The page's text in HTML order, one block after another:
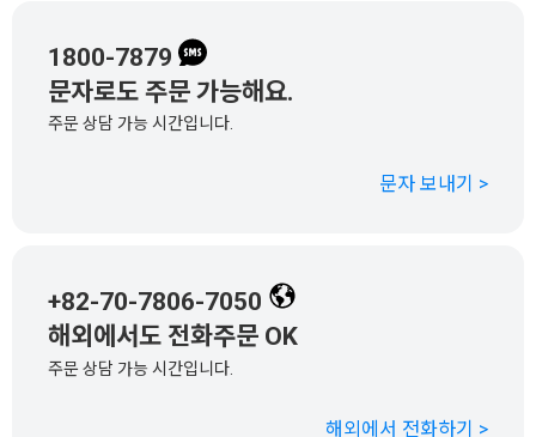
1800-7879
문자로도 주문 가능해요.
주문 상담 가능 시간입니다.
문자 보내기 >
+82-70-7806-7050
해외에서도 전화주문 OK
주문 상담 가능 시간입니다.
해외에서 전화하기 >